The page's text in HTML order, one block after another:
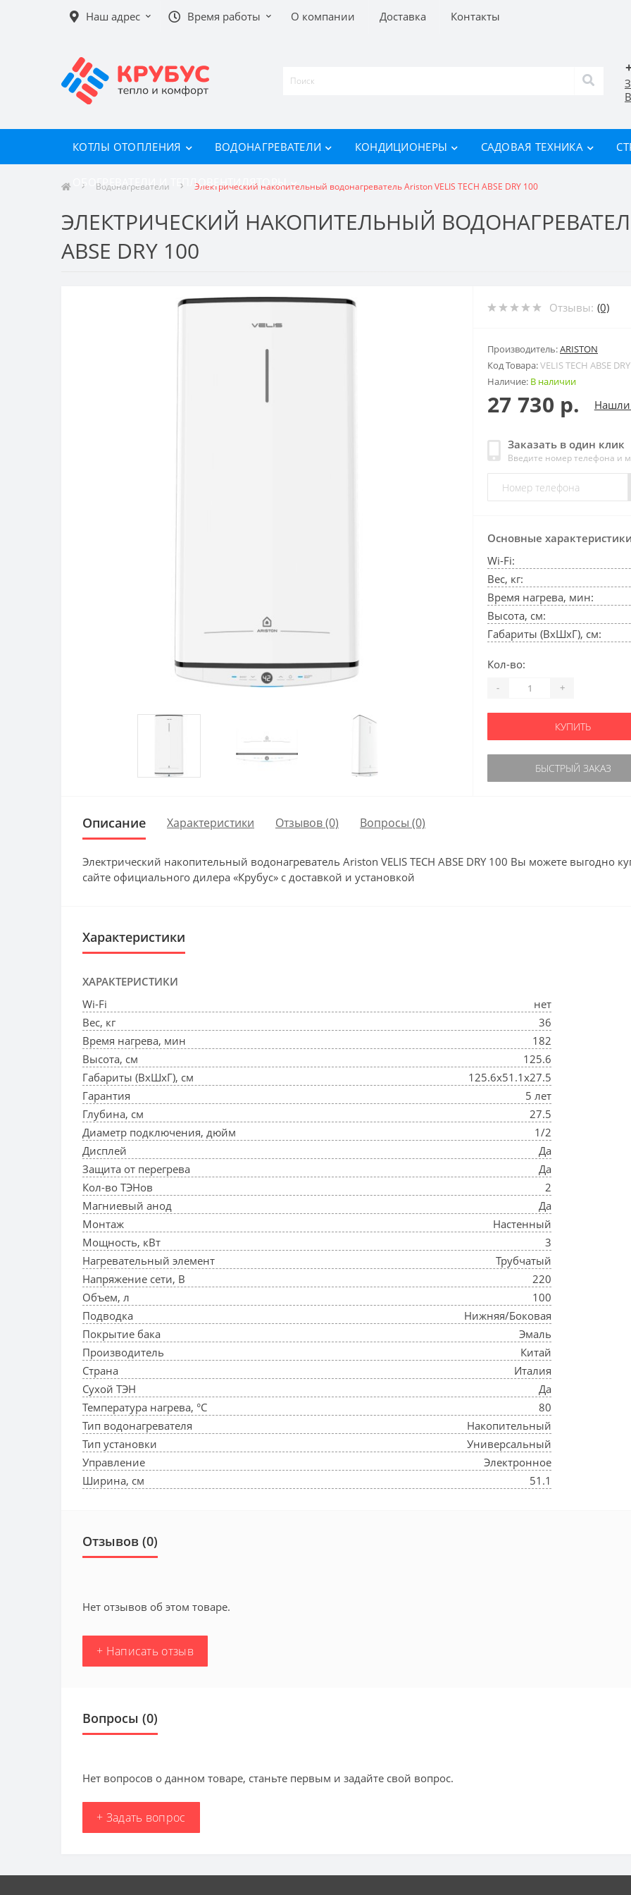
Наш адрес Время работы О компании Доставка Контакты
КОТЛЫ ОТОПЛЕНИЯ ВОДОНАГРЕВАТЕЛИ КОНДИЦИОНЕРЫ САДОВАЯ ТЕХНИКА
ОБОГРЕВАТЕЛИ И ТЕПЛОВЕНТИЛЯТОРЫ
Водонагреватели Электрический накопительный водонагреватель Ariston VELIS TECH ABSE DRY 100
ЭЛЕКТРИЧЕСКИЙ НАКОПИТЕЛЬНЫЙ ВОДОНАГРЕВАТЕЛЬ
ABSE DRY 100
Отзывы: (0)
Производитель:ARISTON
Код Товара:VELIS TECH ABSE
Наличие: В наличии
27 730 р. Нашли
Заказать в один клик
Введите номер телефона и
Основные
Wi-Fi:
Вес, кг:
Время нагрева, мин:
Высота, см:
Габариты (ВхШхГ), см:
Кол-во:
- +
КУПИТЬ
БЫСТРЫЙ ЗАКАЗ
Описание Характеристики Отзывов (0) Вопросы (0)
Электрический накопительный водонагреватель Ariston VELIS TECH ABSE DRY 100 Вы можете выгодно
сайте официального дилера «Крубус» с доставкой и установкой
Характеристики
ХАРАКТЕРИСТИКИ
Wi-Fi
нет
Вес, кг
36
Время нагрева, мин
182
Высота, см
125.6
Габариты (ВхШхГ), см
125.6x51.1x27.5
Гарантия
5 лет
Глубина, см
27.5
Диаметр подключения, дюйм
1/2
Дисплей
Да
Защита от перегрева
Да
Кол-во ТЭНов
2
Магниевый анод
Да
Монтаж
Настенный
Мощность, кВт
3
Нагревательный элемент
Трубчатый
Напряжение сети, В
220
Объем, л
100
Подводка
Нижняя/Боковая
Покрытие бака
Эмаль
Производитель
Китай
Страна
Италия
Сухой ТЭН
Да
Температура нагрева, °С
80
Тип водонагревателя
Накопительный
Тип установки
Универсальный
Управление
Электронное
Ширина, см
51.1
Отзывов (0)
Нет отзывов об этом товаре.
+ Написать отзыв
Вопросы (0)
Нет вопросов о данном товаре, станьте первым и задайте свой вопрос.
+ Задать вопрос